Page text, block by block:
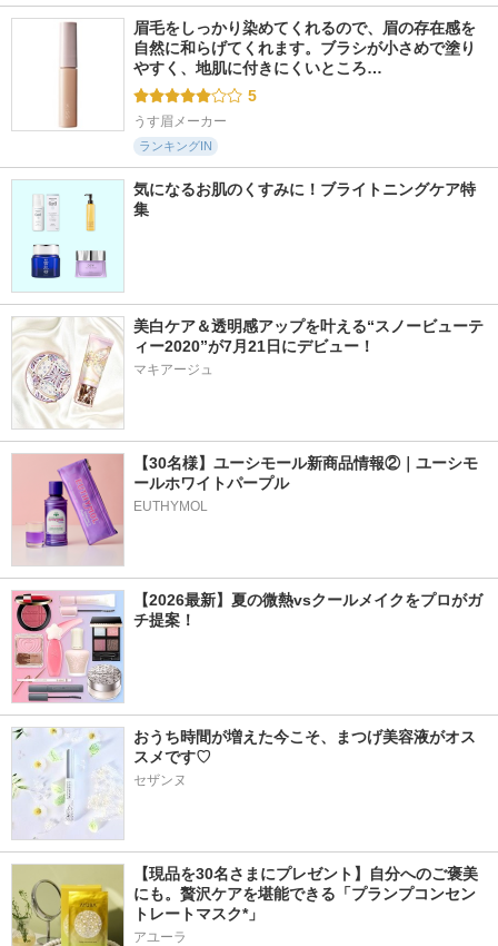
眉毛をしっかり染めてくれるので、眉の存在感を
自然に和らげてくれます。ブラシが小さめで塗り
やすく、地肌に付きにくいところ…
5
うす眉メーカー
ランキングIN
気になるお肌のくすみに！ブライトニングケア特
集
美白ケア＆透明感アップを叶える“スノービューテ
ィー2020”が7月21日にデビュー！
マキアージュ
【30名様】ユーシモール新商品情報②｜ユーシモ
ールホワイトパープル
EUTHYMOL
【2026最新】夏の微熱vsクールメイクをプロがガ
チ提案！
おうち時間が増えた今こそ、まつげ美容液がオス
スメです♡
セザンヌ
【現品を30名さまにプレゼント】自分へのご褒美
にも。贅沢ケアを堪能できる「プランプコンセン
トレートマスク*」
アユーラ